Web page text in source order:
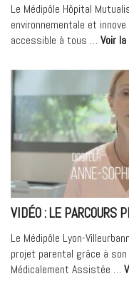
Le Médipôle Hôpital
environnementale et
accessible à tous … Voir
VIDÉO : LE PARCOURS
Le Médipôle Lyon-
projet parental grâce à
Médicalement Assistée …